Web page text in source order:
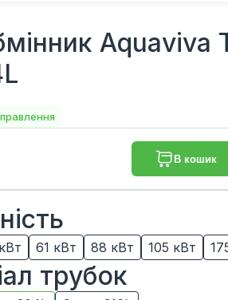
Aquaviva
В кошик
61 кВт 88 кВт 105 кВт
трубок